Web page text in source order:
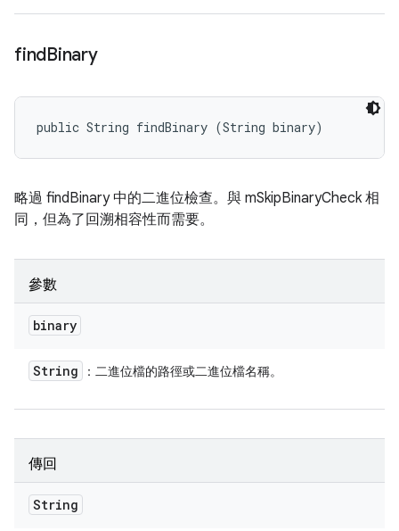
findBinary
public String findBinary (String binary)
略過 findBinary 中的二進位檢查。與 mSkipBinaryCheck 相
同，但為了回溯相容性而需要。
參數
binary
String ：二進位檔的路徑或二進位檔名稱。
傳回
String